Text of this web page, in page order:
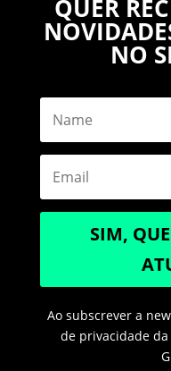
QUER
NO
SIM,
Ao subscrever a
de privacidade da